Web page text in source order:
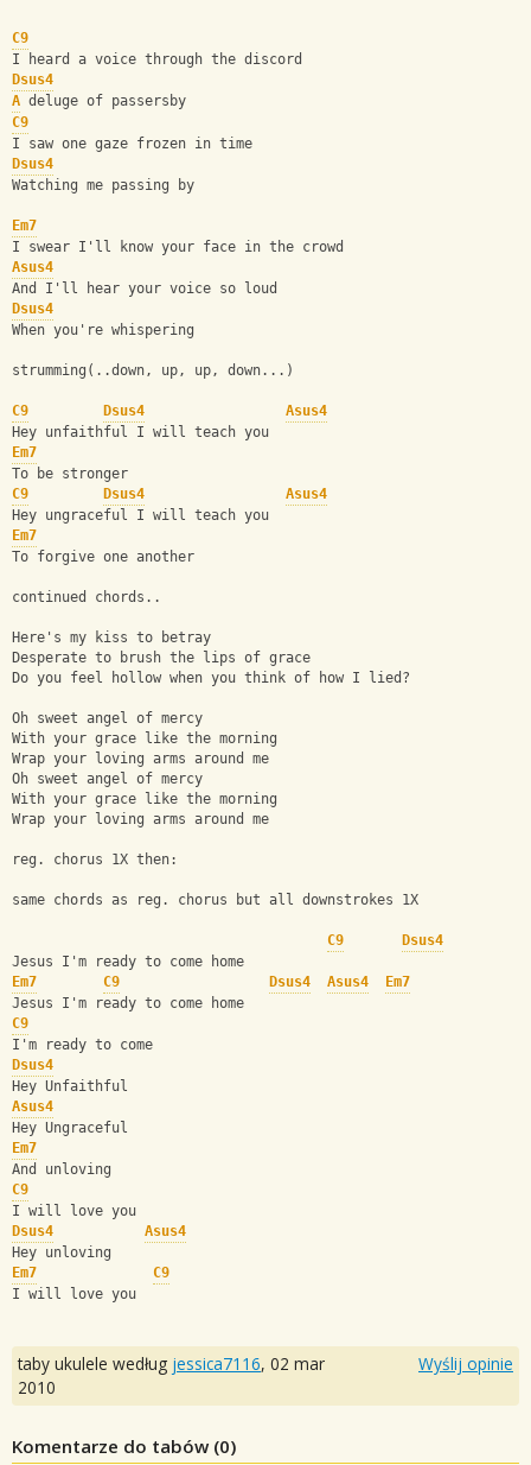
C9
I heard a voice through the discord
Dsus4
A deluge of passersby
C9
I saw one gaze frozen in time
Dsus4
Watching me passing by
Em7
I swear I'll know your face in the crowd
Asus4
And I'll hear your voice so loud
Dsus4
When you're whispering
strumming(..down, up, up, down...)
C9 Dsus4
Asus4
Hey unfaithful I will teach you
Em7
To be stronger
C9
Dsus4
Asus4
Hey ungraceful I will teach you
Em7
To forgive one another
continued chords..
Here's my kiss to betray
Desperate to brush the lips of grace
Do you feel hollow when you think of how I lied?
Oh sweet angel of mercy
With your grace like the morning
Wrap your loving arms around me
Oh sweet angel of mercy
With your grace like the morning
Wrap your loving arms around me
reg. chorus 1X then:
same chords as reg. chorus but all downstrokes 1X
C9
Dsus4
Jesus I'm ready to come home
Em7
C9 Dsus4 Asus4
Em7
Jesus I'm ready to come home
C9
I'm ready to come
Dsus4
Hey Unfaithful
Asus4
Hey Ungraceful
Em7
And unloving
C9
I will love you
Dsus4
Asus4
Hey unloving
Em7
C9
I will love you
taby ukulele według jessica7116, 02 mar
2010
Wyślij opinie
Komentarze do tabów (0)